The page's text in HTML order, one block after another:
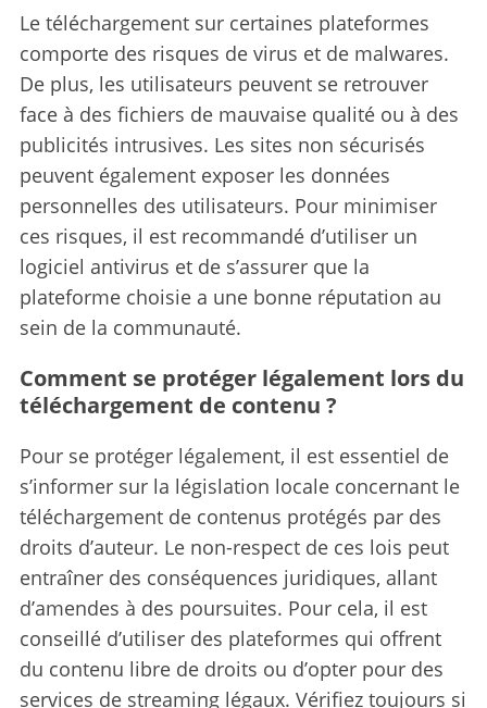
Le téléchargement sur certaines plateformes
comporte des risques de virus et de malwares.
De plus, les utilisateurs peuvent se retrouver
face à des fichiers de mauvaise qualité ou à des
publicités intrusives. Les sites non sécurisés
peuvent également exposer les données
personnelles des utilisateurs. Pour minimiser
ces risques, il est recommandé d’utiliser un
logiciel antivirus et de s’assurer que la
plateforme choisie a une bonne réputation au
sein de la communauté.
Comment se protéger légalement lors du
téléchargement de contenu ?
Pour se protéger légalement, il est essentiel de
s’informer sur la législation locale concernant le
téléchargement de contenus protégés par des
droits d’auteur. Le non-respect de ces lois peut
entraîner des conséquences juridiques, allant
d’amendes à des poursuites. Pour cela, il est
conseillé d’utiliser des plateformes qui offrent
du contenu libre de droits ou d’opter pour des
services de streaming légaux. Vérifiez toujours si